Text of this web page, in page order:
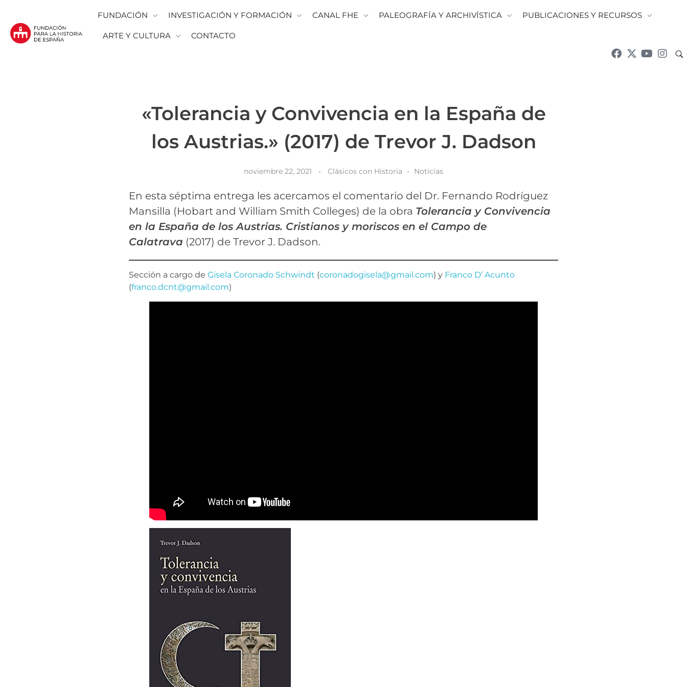
FUNDACIÓN INVESTIGACIÓN Y FORMACIÓN CANAL FHE PALEOGRAFÍA Y ARCHIVÍSTICA PUBLICACIONES Y RECURSOS
ARTE Y CULTURA CONTACTO
«Tolerancia y Convivencia en la España de
los Austrias.» (2017) de Trevor J. Dadson
noviembre 22, 2021 Clásicos con Historia Noticias
En esta séptima entrega les acercamos el comentario del Dr. Fernando Rodríguez
Mansilla (Hobart and William Smith Colleges) de la obra Tolerancia y Convivencia
en la España de los Austrias. Cristianos y moriscos en el Campo de
Calatrava (2017) de Trevor J. Dadson.
Sección a cargo de Gisela Coronado Schwindt (coronadogisela@gmail.com) y Franco D’ Acunto
(franco.dcnt@gmail.com)